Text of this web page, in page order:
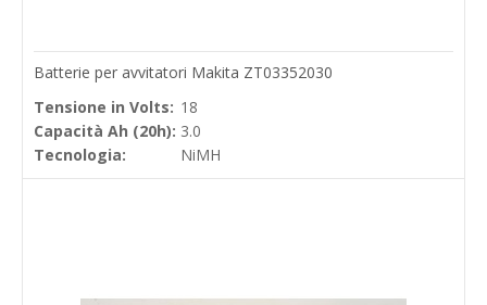
Batterie per avvitatori Makita ZT03352030
Tensione in Volts: 18
Capacità Ah (20h): 3.0
Tecnologia:
NiMH